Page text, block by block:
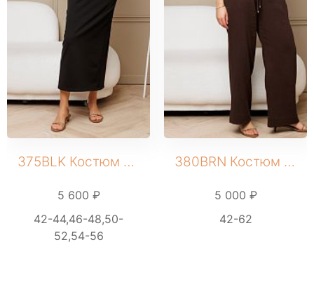
375BLK Костюм женский
5 600 ₽
42-44,46-48,50-
52,54-56
380BRN Костюм женский
5 000 ₽
42-62